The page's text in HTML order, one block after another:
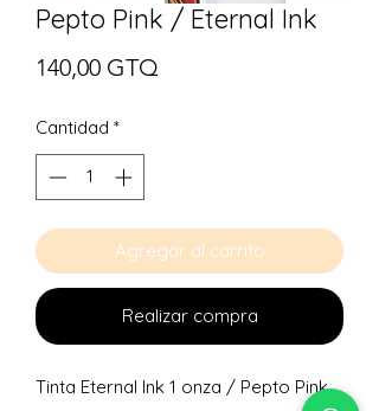
Pepto Pink / Eternal Ink
140,00 GTQ
Cantidad *
Agregar al carrito
Realizar compra
Tinta Eternal Ink 1 onza / Pepto Pink